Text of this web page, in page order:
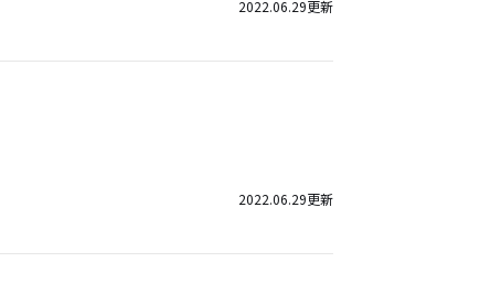
2022.06.29更新
2022.06.29更新